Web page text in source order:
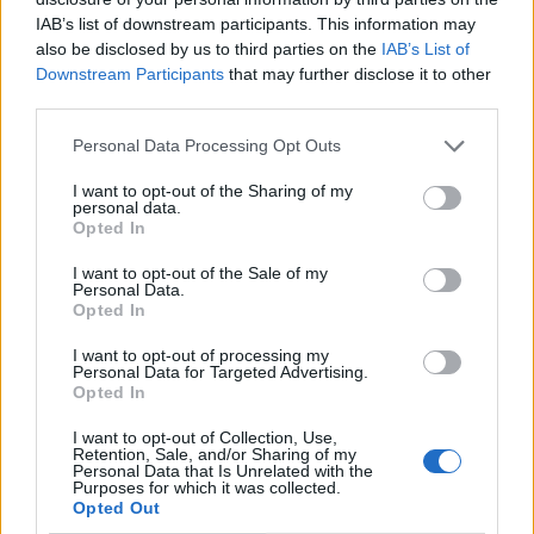
IAB’s list of downstream participants. This information may
also be disclosed by us to third parties on the IAB’s List of
Downstream Participants that may further disclose it to other
Personal Data Processing Opt Outs
I want to opt-out of the Sharing of my
personal data.
Opted In
I want to opt-out of the Sale of my
Personal Data.
Opted In
I want to opt-out of processing my
Personal Data for Targeted Advertising.
Opted In
I want to opt-out of Collection, Use,
Retention, Sale, and/or Sharing of my
Personal Data that Is Unrelated with the
Purposes for which it was collected.
Opted Out
façon agréable d’apprendre quelque chose de
nouveau, pourquoi ne pas essayer un jeu ?
ÉDUCATION ENFANTS
A propos Nathalie Leclerc
Nathalie Leclerc est une journaliste spécialisée en santé et
médecine. Mère de deux enfants, elle allie une solide
expertise journalistique à une expérience concrète de la
santé familiale et de la nutrition. Fervente adepte d’un mode